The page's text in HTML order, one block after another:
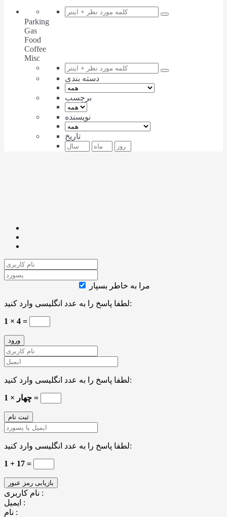
Parking
Gas
Food
Coffee
Misc
دسته بندی
برچسب
نویسنده
تاریخ
مرا به خاطر بسپار
لطفا پاسخ را به عدد انگلیسی وارد کنید:
1 × 4 =
لطفا پاسخ را به عدد انگلیسی وارد کنید:
چهار × 1 =
لطفا پاسخ را به عدد انگلیسی وارد کنید:
1 + 17 =
نام کاربری :
ایمیل :
نام :